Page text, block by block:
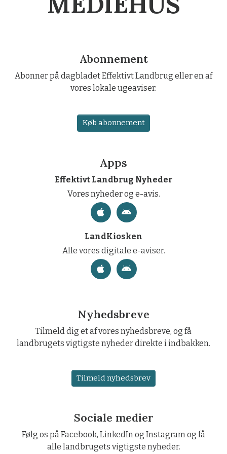
Abonnement
Abonner på dagbladet Effektivt Landbrug eller en af
vores lokale ugeaviser.
Køb abonnement
Apps
Effektivt Landbrug Nyheder
Vores nyheder og e-avis.
LandKiosken
Alle vores digitale e-aviser.
Nyhedsbreve
Tilmeld dig et af vores nyhedsbreve, og få
landbrugets vigtigste nyheder direkte i indbakken.
Tilmeld nyhedsbrev
Sociale medier
Følg os på Facebook, LinkedIn og Instagram og få
alle landbrugets vigtigste nyheder.